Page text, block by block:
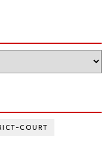
COURT